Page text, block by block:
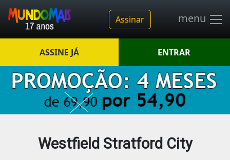
Assinar menu
ASSINE JÁ ENTRAR
Westfield Stratford City